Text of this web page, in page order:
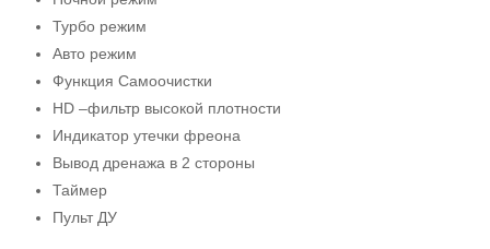
Турбо режим
Авто режим
Функция Самоочистки
HD –фильтр высокой плотности
Индикатор утечки фреона
Вывод дренажа в 2 стороны
Таймер
Пульт ДУ